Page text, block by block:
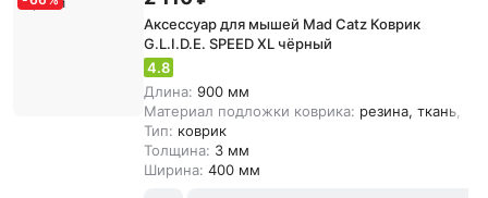
Аксессуар для мышей Mad Catz Коврик
G.L.I.D.E. SPEED XL чёрный
4.8
Длина: 900 мм
Материал подложки коврика: резина, ткань,
Тип: коврик
Толщина: 3 мм
Ширина: 400 мм